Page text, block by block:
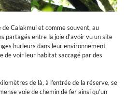
Calakmul et comme souvent, au
partagés entre la joie d’avoir vu un site
hurleurs dans leur environnement
de voir leur habitat saccagé par des
de là, à l’entrée de la réserve, se
voie de chemin de fer ainsi qu’un